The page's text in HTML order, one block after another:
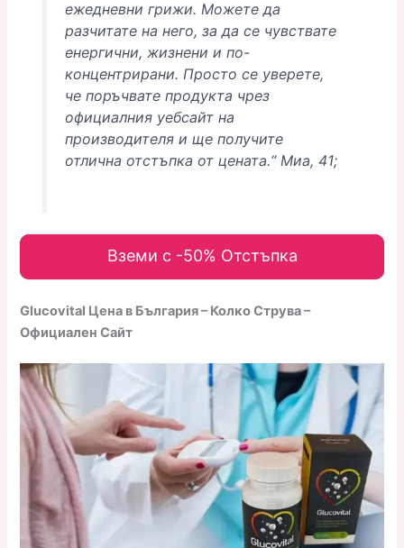
ежедневни грижи. Можете да
разчитате на него, за да се чувствате
енергични, жизнени и по-
концентрирани. Просто се уверете,
че поръчвате продукта чрез
официалния уебсайт на
производителя и ще получите
отлична отстъпка от цената.“ Миа, 41;
Вземи с -50% Отстъпка
Glucovital Цена в България – Колко Струва –
Официален Сайт